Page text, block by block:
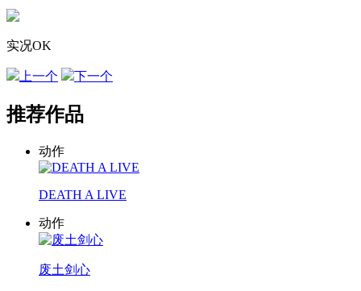
实况OK
上一个 下一个
推荐作品
动作
DEATH A LIVE
动作
废土剑心